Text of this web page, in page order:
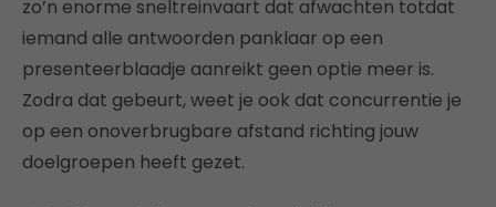
zo’n enorme sneltreinvaart dat afwachten totdat
iemand alle antwoorden panklaar op een
presenteerblaadje aanreikt geen optie meer is.
Zodra dat gebeurt, weet je ook dat concurrentie je
op een onoverbrugbare afstand richting jouw
doelgroepen heeft gezet.